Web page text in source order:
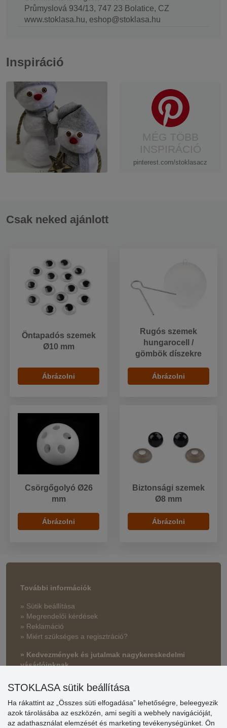
Průmyslová 934/13, 747 23 Bolatice, CZ
www.stoklasa.hu, eshop@stoklasa.hu
Inspiráció
pinterest.com/stoklasacz
Csak neked ajánlott
Öntapadós szemek
Ø10 mm
Ábrázolni
Rugós szemek
hungarocell /
gömbök díszekre
Ábrázolni
Csörgőgolyó Ø26
mm
Ábrázolni
Biztonsági szemek
Ø8 mm
Ábrázolni
További információk
» Sütik beállítása
» Megrendelői kérdések
» Reklamáció
» Miért szükséges a regisztráció?
» Kedvezmények és jutalmak nagykereskedelmi
vásárlóinknak
» Súgó
Vásárlók
STOKLASA sütik beállítása
Ha rákattint az „Összes süti elfogadása” lehetőségre, beleegyezik
azok tárolásába az eszközén, ami segíti a webhely navigációját,
az adathasználat elemzését és marketing tevékenységünket. Ön